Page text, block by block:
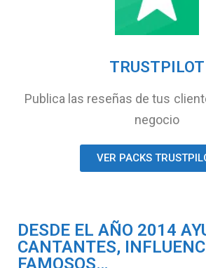
TRUSTPILOT
Publica las reseñas de tus
negocio
VER PACKS
DESDE EL AÑO 2014
CANTANTES,
FAMOSOS…